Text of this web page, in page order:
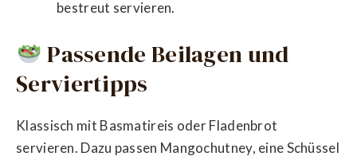
bestreut servieren.
Passende Beilagen und
Serviertipps
Klassisch mit Basmatireis oder Fladenbrot
servieren. Dazu passen Mangochutney, eine Schüssel